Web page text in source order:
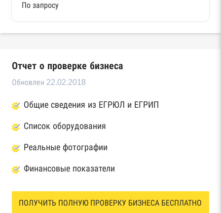
По запросу
Отчет о проверке бизнеса
Обновлен 22.02.2018
Общие сведения из ЕГРЮЛ и ЕГРИП
Список оборудования
Реальные фотографии
Финансовые показатели
ПОЛУЧИТЬ ПОЛНУЮ ПРОВЕРКУ БИЗНЕСА БЕСПЛАТНО